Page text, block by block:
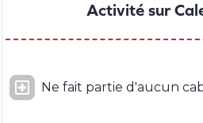
Activité sur
 Ne fait partie d'aucun